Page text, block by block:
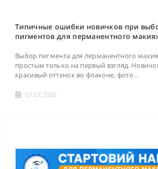
Типичные ошибки новичков при
пигментов для перманентного
Выбор пигмента для перманентного
простым только на первый взгляд.
красивый оттенок во флаконе, фото ..
07.07.2026